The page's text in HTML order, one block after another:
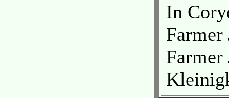
In
Farmer
Farmer